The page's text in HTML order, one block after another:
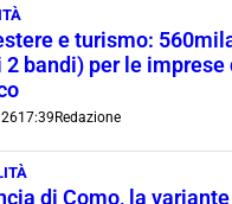
e turismo:
2 bandi) per le imprese
17:39 Redazione
di Como, la variante